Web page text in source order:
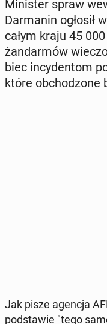
Mi­ni­ster spraw
Dar­ma­nin ogłosił
całym kraju 45
żan­dar­mów
biec in­cy­den­tom
które ob­cho­dzo­ne
Jak pisze agencja
pod­sta­wie "tego